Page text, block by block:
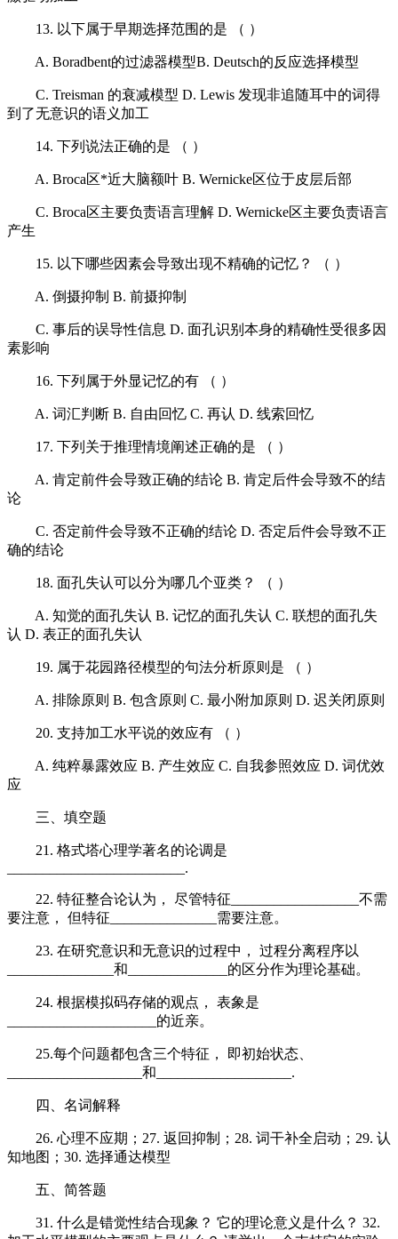
13. 以下属于早期选择范围的是 （ ）
A. Boradbent的过滤器模型B. Deutsch的反应选择模型
C. Treisman 的衰减模型 D. Lewis 发现非追随耳中的词得
到了无意识的语义加工
14. 下列说法正确的是 （ ）
A. Broca区*近大脑额叶 B. Wernicke区位于皮层后部
C. Broca区主要负责语言理解 D. Wernicke区主要负责语言
产生
15. 以下哪些因素会导致出现不精确的记忆？ （ ）
A. 倒摄抑制 B. 前摄抑制
C. 事后的误导性信息 D. 面孔识别本身的精确性受很多因
素影响
16. 下列属于外显记忆的有 （ ）
A. 词汇判断 B. 自由回忆 C. 再认 D. 线索回忆
17. 下列关于推理情境阐述正确的是 （ ）
A. 肯定前件会导致正确的结论 B. 肯定后件会导致不的结
论
C. 否定前件会导致不正确的结论 D. 否定后件会导致不正
确的结论
18. 面孔失认可以分为哪几个亚类？ （ ）
A. 知觉的面孔失认 B. 记忆的面孔失认 C. 联想的面孔失
认 D. 表正的面孔失认
19. 属于花园路径模型的句法分析原则是 （ ）
A. 排除原则 B. 包含原则 C. 最小附加原则 D. 迟关闭原则
20. 支持加工水平说的效应有 （ ）
A. 纯粹暴露效应 B. 产生效应 C. 自我参照效应 D. 词优效
应
三、填空题
21. 格式塔心理学著名的论调是
_________________________.
22. 特征整合论认为， 尽管特征__________________不需
要注意， 但特征_______________需要注意。
23. 在研究意识和无意识的过程中， 过程分离程序以
_______________和______________的区分作为理论基础。
24. 根据模拟码存储的观点， 表象是
_____________________的近亲。
25.每个问题都包含三个特征， 即初始状态、
___________________和___________________.
四、名词解释
26. 心理不应期；27. 返回抑制；28. 词干补全启动；29. 认
知地图；30. 选择通达模型
五、简答题
31. 什么是错觉性结合现象？ 它的理论意义是什么？ 32.